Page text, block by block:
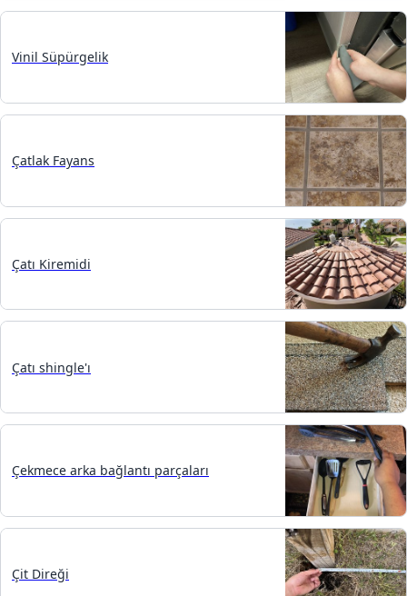
Vinil Süpürgelik
Çatlak Fayans
Çatı Kiremidi
Çatı shingle'ı
Çekmece arka bağlantı parçaları
Çit Direği